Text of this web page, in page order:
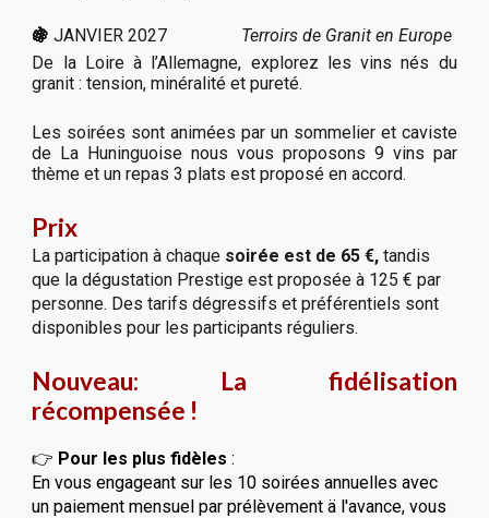
🍇JANVIER 2027
Terroirs de Granit en Europe
De la Loire à l’Allemagne, explorez les vins nés du
granit : tension, minéralité et pureté.
Les soirées sont animées par un sommelier et caviste
de La Huninguoise nous vous proposons 9 vins par
thème et un repas 3 plats est proposé en accord.
Prix
La participation à chaque soirée est de 65 €,tandis
que la dégustation Prestige est proposée à 125 € par
personne. Des tarifs dégressifs et préférentiels sont
disponibles pour les participants réguliers.
Nouveau: La fidélisation
récompensée !
👉 Pour les plus fidèles :
En vous engageant sur les 10 soirées annuelles avec
un paiement mensuel par prélèvement ä l'avance, vous